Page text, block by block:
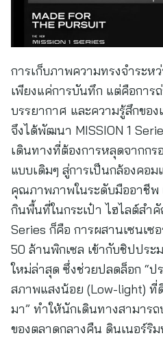
การเก็บภาพความทรงจำระห
เพียงแค่การบันทึก แต่คือกา
บรรยากาศ และความรู้สึกขอ
จึงได้พัฒนา MISSION 1
เดินทางที่ต้องการหลุดจากก
แบบเดิมๆ สู่การเป็นกล้องคอ
คุณภาพภาพในระดับมืออาชีพ
กินพื้นที่ในกระเป๋า ไฮไลต์สำคั
Series ก็คือ การผสานเซนเซ
50 ล้านพิกเซล เข้ากับชิปประ
ใหม่ล่าสุด ซึ่งช่วยปลดล็อก “ป
สภาพแสงน้อย (Low-light) ที่
มา” ทำให้นักเดินทางสามาร
ของตลาดกลางคืน ดินเนอร์ริ